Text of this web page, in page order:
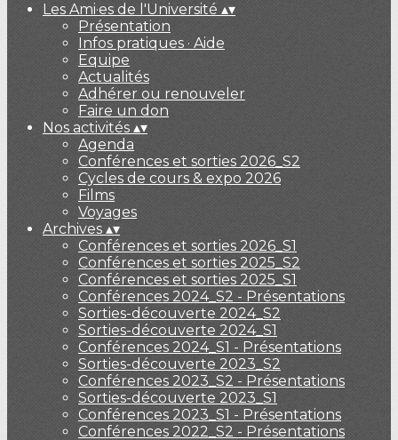
Les Ami·es de l'Université ▴▾
Présentation
Infos pratiques · Aide
Equipe
Actualités
Adhérer ou renouveler
Faire un don
Nos activités ▴▾
Agenda
Conférences et sorties 2026_S2
Cycles de cours & expo 2026
Films
Voyages
Archives ▴▾
Conférences et sorties 2026_S1
Conférences et sorties 2025_S2
Conférences et sorties 2025_S1
Conférences 2024_S2 - Présentations
Sorties-découverte 2024_S2
Sorties-découverte 2024_S1
Conférences 2024_S1 - Présentations
Sorties-découverte 2023_S2
Conférences 2023_S2 - Présentations
Sorties-découverte 2023_S1
Conférences 2023_S1 - Présentations
Conférences 2022_S2 - Présentations